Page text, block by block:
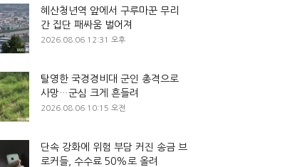
혜산청년역 앞에서 구루마꾼 무리
간 집단 패싸움 벌어져
2026.08.06 12:31 오후
탈영한 국경경비대 군인 총격으로
사망…군심 크게 흔들려
2026.08.06 10:15 오전
단속 강화에 위험 부담 커진 송금 브
로커들, 수수료 50%로 올려